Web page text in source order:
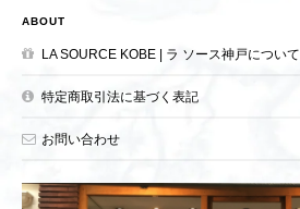
ABOUT
LA SOURCE KOBE | ラ ソース神戸について
特定商取引法に基づく表記
お問い合わせ